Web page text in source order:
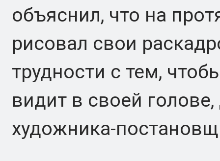
объяснил, что на
рисовал свои
трудности с тем,
видит в своей
художника-